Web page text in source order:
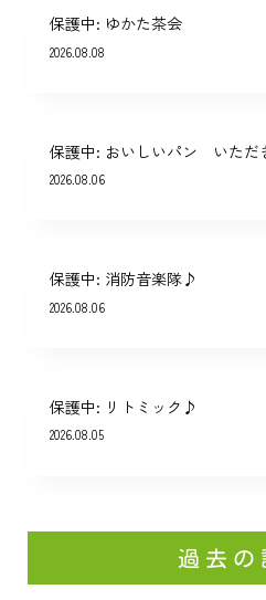
保護中: ゆかた茶会
2026.08.08
保護中: おいしいパン いた
2026.08.06
保護中: 消防音楽隊♪
2026.08.06
保護中: リトミック♪
2026.08.05
過去の